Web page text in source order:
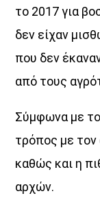
το 2017 για
δεν είχαν
που δεν
από τους
Σύµφωνα µε το
τρόπος µε τον
καθώς και η
αρχών.